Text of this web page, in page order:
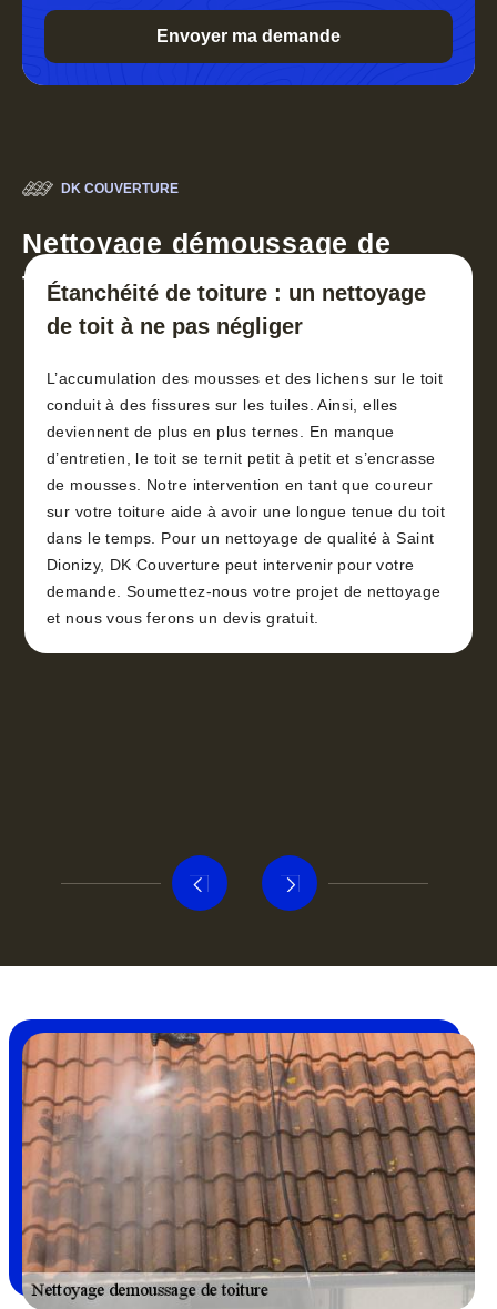
DK COUVERTURE
Nettoyage démoussage de
toiture 30
Étanchéité de toiture : un nettoyage
de toit à ne pas négliger
L’accumulation des mousses et des lichens sur le toit
conduit à des fissures sur les tuiles. Ainsi, elles
deviennent de plus en plus ternes. En manque
d’entretien, le toit se ternit petit à petit et s’encrasse
de mousses. Notre intervention en tant que coureur
sur votre toiture aide à avoir une longue tenue du toit
dans le temps. Pour un nettoyage de qualité à Saint
Dionizy, DK Couverture peut intervenir pour votre
demande. Soumettez-nous votre projet de nettoyage
et nous vous ferons un devis gratuit.